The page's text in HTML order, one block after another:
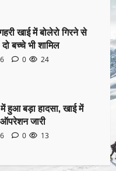
खाई में बोलेरो गिरने से
बच्चे भी शामिल
0 24
हुआ बड़ा हादसा, खाई में
जारी
0 13